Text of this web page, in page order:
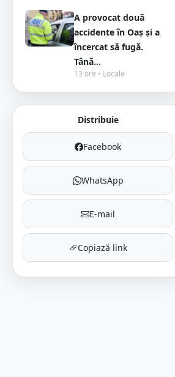
A provocat două
accidente în Oaș și a
încercat să fugă.
Tână...
13 ore • Locale
Distribuie
Facebook
WhatsApp
E-mail
Copiază link